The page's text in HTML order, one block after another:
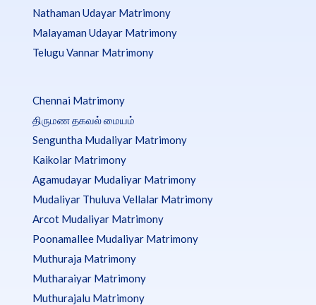
Nathaman Udayar Matrimony
Malayaman Udayar Matrimony
Telugu Vannar Matrimony
Chennai Matrimony
திருமண தகவல் மையம்
Senguntha Mudaliyar Matrimony
Kaikolar Matrimony
Agamudayar Mudaliyar Matrimony
Mudaliyar Thuluva Vellalar Matrimony
Arcot Mudaliyar Matrimony
Poonamallee Mudaliyar Matrimony
Muthuraja Matrimony
Mutharaiyar Matrimony
Muthurajalu Matrimony